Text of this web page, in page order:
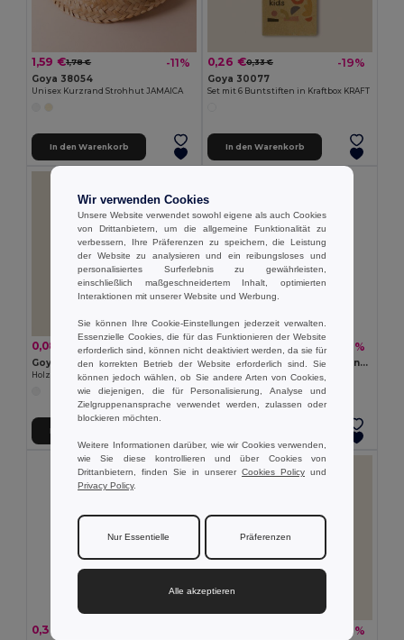
1,59 €1,78 € -11%
Goya 38054
Unisex Kurzrand Strohhut JAMAICA
In den Warenkorb
0,26 €0,33 € -19%
Goya 30077
Set mit 6 Buntstiften in Kraftbox KRAFT
In den Warenkorb
0,08 € 0,10 € -18%
Goya 50555
Holzbleistift mit antibakteriellem Finish SURGEON
In den Warenkorb
0,26 €0,41 € -36%
SUORA RPET-Filz-Schlüsselanhänger
GiftRetail MO6508
+1 Farben
0,37 € -27%
Wir verwenden Cookies
Unsere Website verwendet sowohl eigene als auch Cookies
von Drittanbietern, um die allgemeine Funktionalität zu
verbessern, Ihre Präferenzen zu speichern, die Leistung
der Website zu analysieren und ein reibungsloses und
personalisiertes Surferlebnis zu gewährleisten,
einschließlich maßgeschneidertem Inhalt, optimierten
Interaktionen mit unserer Website und Werbung.
Sie können Ihre Cookie-Einstellungen jederzeit verwalten.
Essenzielle Cookies, die für das Funktionieren der Website
erforderlich sind, können nicht deaktiviert werden, da sie für
den korrekten Betrieb der Website erforderlich sind. Sie
können jedoch wählen, ob Sie andere Arten von Cookies,
wie diejenigen, die für Personalisierung, Analyse und
Zielgruppenansprache verwendet werden, zulassen oder
blockieren möchten.
Weitere Informationen darüber, wie wir Cookies verwenden,
wie Sie diese kontrollieren und über Cookies von
Drittanbietern, finden Sie in unserer Cookies Policy und
Privacy Policy.
Nur Essentielle Präferenzen
Alle akzeptieren